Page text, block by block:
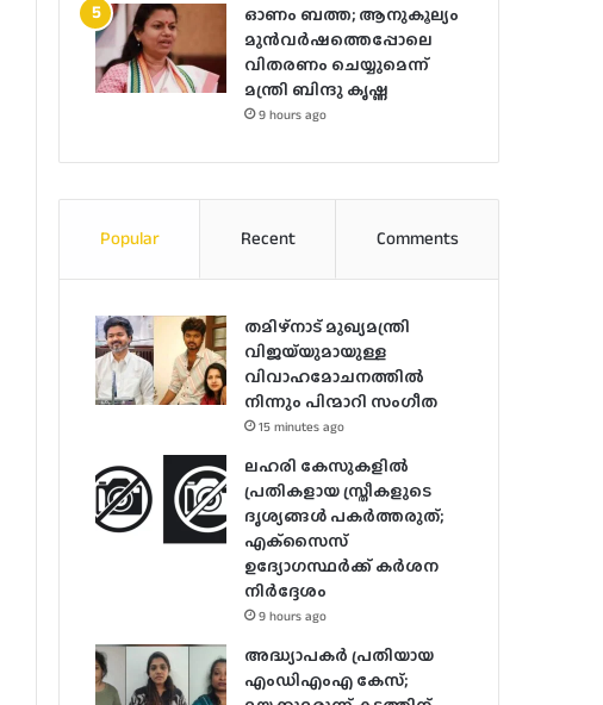
ഓണം ബത്ത; ആനുകൂല്യം
മുൻവർഷത്തെപ്പോലെ
വിതരണം ചെയ്യുമെന്ന്
മന്ത്രി ബിന്ദു കൃഷ്ണ
9 hours ago
Popular Recent Comments
തമിഴ്നാട് മുഖ്യമന്ത്രി
വിജയ്‌യുമായുള്ള
വിവാഹമോചനത്തിൽ
നിന്നും പിന്മാറി സം​ഗീത
15 minutes ago
ലഹരി കേസുകളിൽ
പ്രതികളായ സ്ത്രീകളുടെ
ദൃശ്യങ്ങൾ പകർത്തരുത്;
എക്‌സൈസ്
ഉദ്യോഗസ്ഥർക്ക് കർശന
നിർദ്ദേശം
9 hours ago
അദ്ധ്യാപകർ പ്രതിയായ
എംഡിഎംഎ കേസ്;